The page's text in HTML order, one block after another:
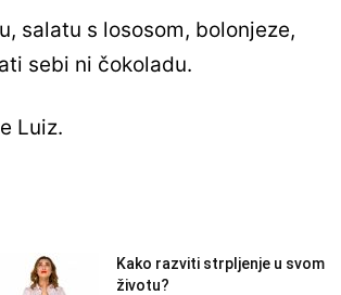
salatu s lososom, bolonjeze,
sebi ni čokoladu.
Luiz.
Kako razviti strpljenje u svom
životu?